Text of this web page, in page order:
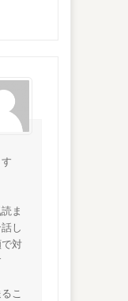
ま
し
対
こ